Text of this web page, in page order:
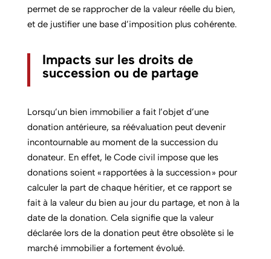
permet de se rapprocher de la valeur réelle du bien,
et de justifier une base d’imposition plus cohérente.
Impacts sur les droits de
succession ou de partage
Lorsqu’un bien immobilier a fait l’objet d’une
donation antérieure, sa réévaluation peut devenir
incontournable au moment de la succession du
donateur. En effet, le Code civil impose que les
donations soient « rapportées à la succession » pour
calculer la part de chaque héritier, et ce rapport se
fait à la valeur du bien au jour du partage, et non à la
date de la donation. Cela signifie que la valeur
déclarée lors de la donation peut être obsolète si le
marché immobilier a fortement évolué.